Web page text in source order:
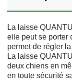
La laisse
elle peut se porter
permet de régler
La laisse
deux chiens en
en toute sécurité